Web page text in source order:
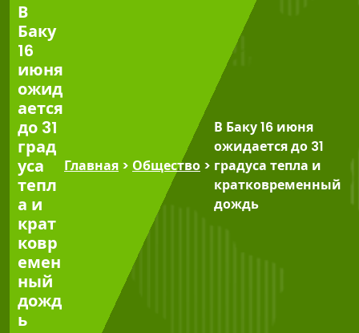
В
Баку
16
июня
ожид
ается
до 31
град
уса
тепл
а и
крат
ковр
емен
ный
дожд
ь
Главная > Общество >
В Баку 16 июня
ожидается до 31
градуса тепла и
кратковременный
дождь